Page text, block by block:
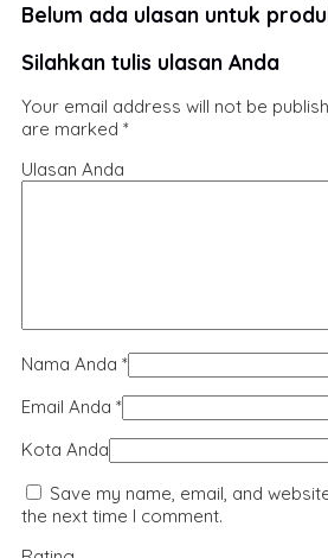
Belum ada ulasan untuk
Silahkan tulis ulasan Anda
Your email address will not be
are marked *
Ulasan Anda
Nama Anda *
Email Anda *
Kota Anda
Save my name, email, and
the next time I comment.